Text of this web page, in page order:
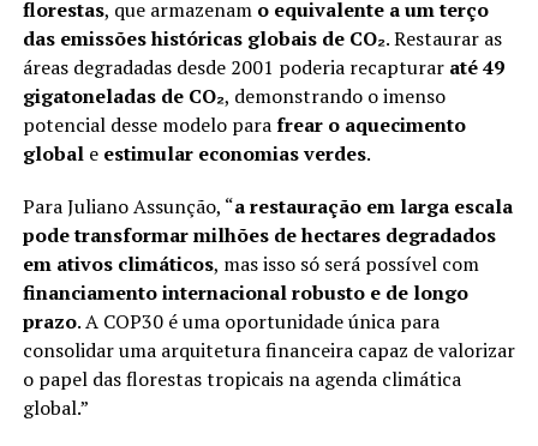
florestas, que armazenam o equivalente a um terço
das emissões históricas globais de CO₂. Restaurar as
áreas degradadas desde 2001 poderia recapturar até 49
gigatoneladas de CO₂, demonstrando o imenso
potencial desse modelo parafrear o aquecimento
globale estimular economias verdes.
Para Juliano Assunção, “a restauração em larga escala
pode transformar milhões de hectares degradados
em ativos climáticos, mas isso só será possível com
financiamento internacional robusto e de longo
prazo. A COP30 é uma oportunidade única para
consolidar uma arquitetura financeira capaz de valorizar
o papel das florestas tropicais na agenda climática
global.”